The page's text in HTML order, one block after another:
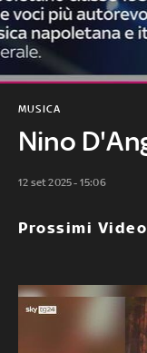
Nino
MUSICA
12 set 2025 - 15:06
Prossimi Video